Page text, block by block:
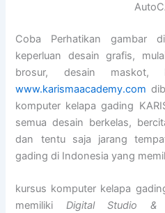
Coba Perhatikan gambar
keperluan desain grafis,
brosur, desain maskot,
www.karismaacademy.com
komputer kelapa gading
semua desain berkelas,
dan tentu saja jarang
gading di Indonesia yang
kursus komputer kelapa
memiliki Digital Studio &